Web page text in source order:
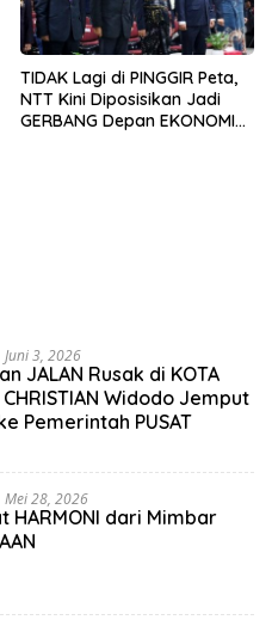
TIDAK Lagi di PINGGIR Peta,
NTT Kini Diposisikan Jadi
GERBANG Depan EKONOMI
Juni 3, 2026
JALAN Rusak di KOTA
Widodo Jemput
Pemerintah PUSAT
Mei 28, 2026
HARMONI dari Mimbar